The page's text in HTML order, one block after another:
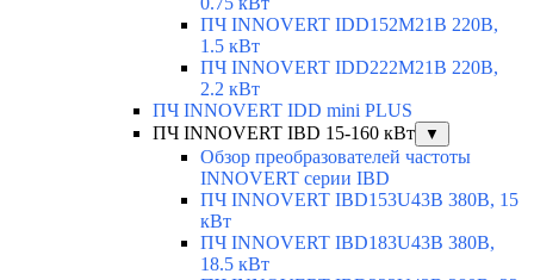
ПЧ INNOVERT IDD152M21B 220В,
1.5 кВт
ПЧ INNOVERT IDD222M21B 220В,
2.2 кВт
ПЧ INNOVERT IDD mini PLUS
ПЧ INNOVERT IBD 15-160 кВт
▼
Обзор преобразователей частоты
INNOVERT серии IBD
ПЧ INNOVERT IBD153U43B 380В, 15
кВт
ПЧ INNOVERT IBD183U43B 380В,
18.5 кВт